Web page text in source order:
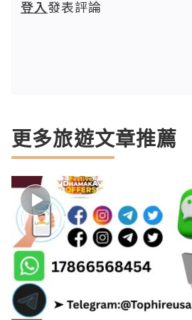
登入發表評論
更多旅遊文章推薦